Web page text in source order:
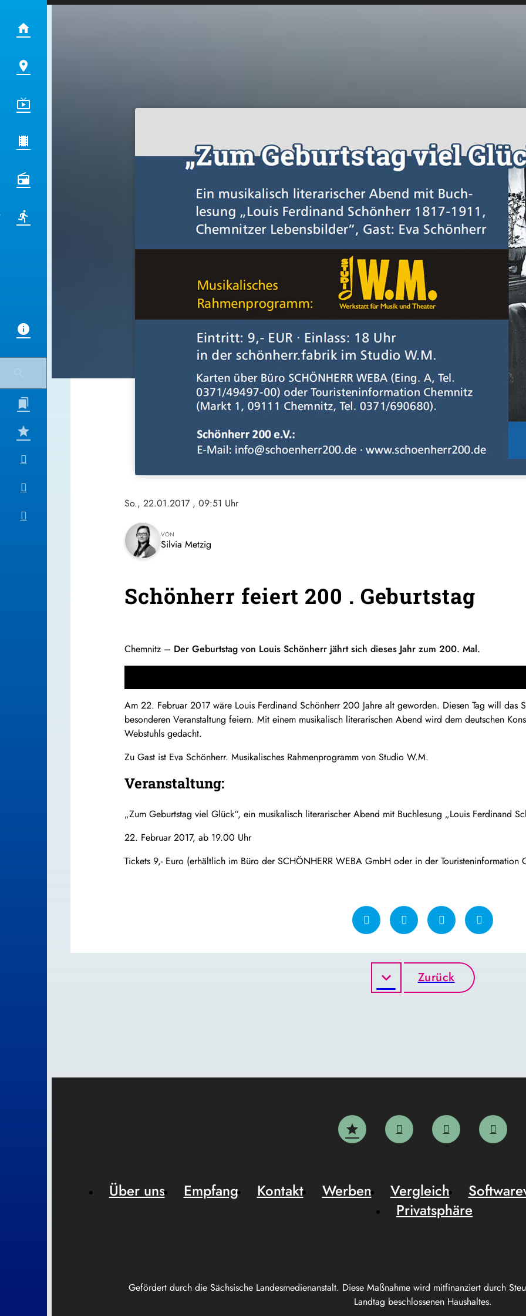
So., 22.01.2017 , 09:51 Uhr
VON
Silvia Metzig
Schönherr feiert 200 . Geburtstag
Chemnitz – Der Geburtstag von Louis Schönherr jährt sich dieses Jahr zum 200. Mal.
Am 22. Februar 2017 wäre Louis Ferdinand Schönherr 200 Jahre alt geworden. Diesen Tag will
besonderen Veranstaltung feiern. Mit einem musikalisch literarischen Abend wird dem deutschen
Webstuhls gedacht.
Zu Gast ist Eva Schönherr. Musikalisches Rahmenprogramm von Studio W.M.
Veranstaltung:
„Zum Geburtstag viel Glück“, ein musikalisch literarischer Abend mit Buchlesung „Louis Ferdinand
22. Februar 2017, ab 19.00 Uhr
Tickets 9,- Euro (erhältlich im Büro der SCHÖNHERR WEBA GmbH oder in der Touristeninformation
Zurück
Gefördert durch die Sächsische Landesmedienanstalt. Diese Maßnahme wird mitfinanziert durch
Landtag beschlossenen Haushaltes.
Über uns Empfang Kontakt Werben Vergleich
Privatsphäre